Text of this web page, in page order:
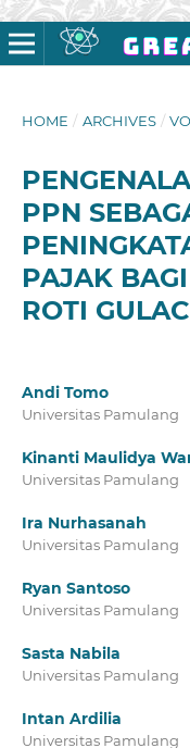
HOME / ARCHIVES /
PPN
PAJAK
ROTI
Andi Tomo
Universitas Pamulang
Kinanti Maulidya
Universitas Pamulang
Ira Nurhasanah
Universitas Pamulang
Ryan Santoso
Universitas Pamulang
Sasta Nabila
Universitas Pamulang
Intan Ardilia
Universitas Pamulang